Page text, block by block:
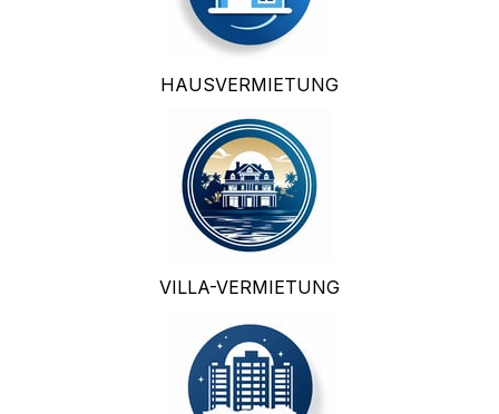
HAUSVERMIETUNG
VILLA-VERMIETUNG